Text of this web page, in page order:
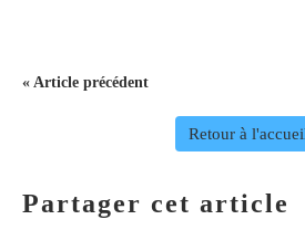
« Article précédent
Retour à
Partager cet article